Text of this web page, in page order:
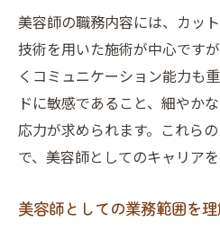
美容師の職務内容には、カッ
技術を用いた施術が中心です
くコミュニケーション能力も
ドに敏感であること、細やか
応力が求められます。これら
で、美容師としてのキャリア
美容師としての業務範囲を